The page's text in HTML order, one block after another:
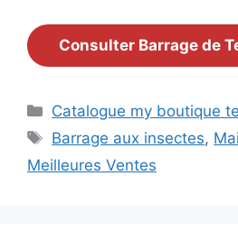
Consulter Barrage de
Catégories
Catalogue my boutique
Étiquettes
Barrage aux insectes,
Meilleures Ventes